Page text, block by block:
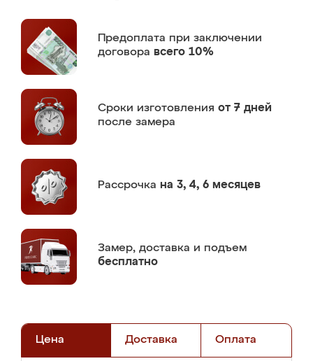
Предоплата при заключении
договора всего 10%
Сроки изготовления от 7 дней
после замера
Рассрочка на 3, 4, 6 месяцев
Замер, доставка и подъем
бесплатно
Цена Доставка Оплата